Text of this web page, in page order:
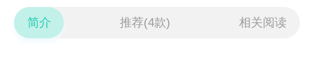
简介 推荐(4款) 相关阅读